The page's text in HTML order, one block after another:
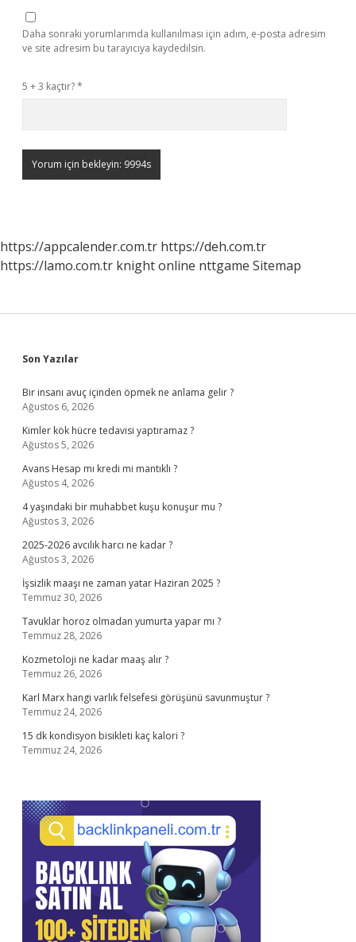
Daha sonraki yorumlarımda kullanılması için adım, e-posta adresim
ve site adresim bu tarayıcıya kaydedilsin.
5 + 3 kaçtır?*
https://appcalender.com.tr https://deh.com.tr
https://lamo.com.tr knight online nttgame Sitemap
Sidebar
Son Yazılar
Bir insanı avuç içinden öpmek ne anlama gelir ?
Ağustos 6, 2026
Kimler kök hücre tedavisi yaptıramaz ?
Ağustos 5, 2026
Avans Hesap mı kredi mi mantıklı ?
Ağustos 4, 2026
4 yaşındaki bir muhabbet kuşu konuşur mu ?
Ağustos 3, 2026
2025-2026 avcılık harcı ne kadar ?
Ağustos 3, 2026
İşsizlik maaşı ne zaman yatar Haziran 2025 ?
Temmuz 30, 2026
Tavuklar horoz olmadan yumurta yapar mı ?
Temmuz 28, 2026
Kozmetoloji ne kadar maaş alır ?
Temmuz 26, 2026
Karl Marx hangi varlık felsefesi görüşünü savunmuştur ?
Temmuz 24, 2026
15 dk kondisyon bisikleti kaç kalori ?
Temmuz 24, 2026